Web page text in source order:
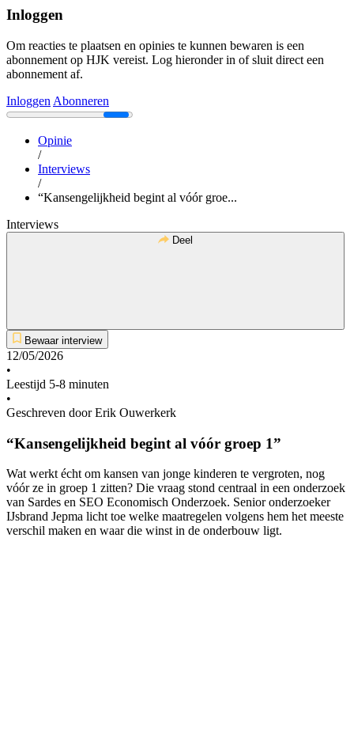
Inloggen
Om reacties te plaatsen en opinies te kunnen bewaren is een
abonnement op HJK vereist. Log hieronder in of sluit direct een
abonnement af.
Inloggen Abonneren
Opinie
/
Interviews
/
“Kansengelijkheid begint al vóór groe...
Interviews
Deel
Bewaar interview
12/05/2026
•
Leestijd 5-8 minuten
•
Geschreven door Erik Ouwerkerk
“Kansengelijkheid begint al vóór groep 1”
Wat werkt écht om kansen van jonge kinderen te vergroten, nog
vóór ze in groep 1 zitten? Die vraag stond centraal in een onderzoek
van Sardes en SEO Economisch Onderzoek. Senior onderzoeker
IJsbrand Jepma licht toe welke maatregelen volgens hem het meeste
verschil maken en waar die winst in de onderbouw ligt.